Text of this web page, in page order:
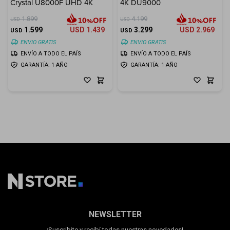
Crystal U8000F UHD 4K
USD 1.899
USD 1.599 USD 1.439
ENVIO GRATIS
GARANTÍA: 1 AÑO
ENVÍO A TODO EL PAÍS
4K DU9000
USD 4.199
USD 3.299 USD 2.969
ENVIO GRATIS
GARANTÍA: 1 AÑO
ENVÍO A TODO EL PAÍS
NEWSLETTER